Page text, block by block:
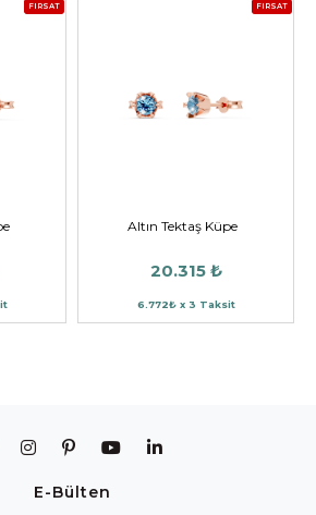
FIRSAT FIRSAT
Altın Tektaş Küpe
20.315 ₺
6.772₺ x 3 Taksit
E-Bülten